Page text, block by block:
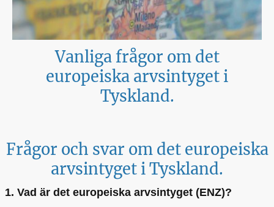
Vanliga frågor om det
europeiska arvsintyget i
Tyskland.
Frågor och svar om det europeiska
arvsintyget i Tyskland.
1. Vad är det europeiska arvsintyget (ENZ)?